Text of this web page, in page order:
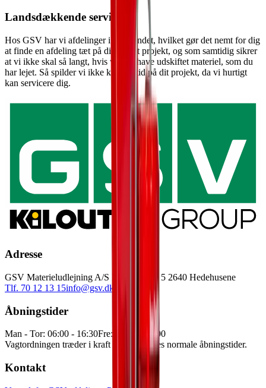
Landsdækkende service
Hos GSV har vi afdelinger i hele landet, hvilket gør det nemt for dig
at finde en afdeling tæt på dig og dit projekt, og som samtidig sikrer
at vi ikke skal så langt, hvis vi skal have udskiftet materiel, som du
har lejet. Så spilder vi ikke kostbar tid på dit projekt, da vi hurtigt
kan servicere dig.
Adresse
GSV Materieludlejning A/S Baldersbuen 5 2640 Hedehusene
Tlf. 70 12 13 15info@gsv.dk
Åbningstider
Man - Tor: 06:00 - 16:30Fre: 06:00 - 15:00
Vagtordningen træder i kraft udenfor vores normale åbningstider.
Kontakt